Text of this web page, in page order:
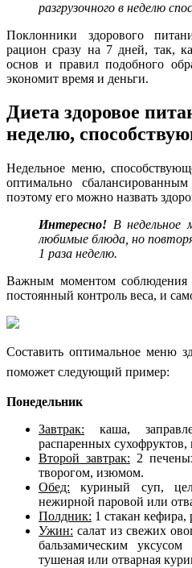
разгрузочного в неделю
Поклонники здорового
рацион сразу на 7 дней, так,
основ и правил подобного
экономит время и деньги.
Диета здоровое
неделю,
Недельное меню,
оптимально
поэтому его можно назвать
Интересно! В
любимые блюда, но
1 раза неделю.
Важным моментом соблюдения
постоянный контроль веса, и
Составить оптимальное меню
поможет следующий пример:
Понедельник
Завтрак: каша,
распаренных сухофруктов,
Второй завтрак: 2
творогом, изюмом.
Обед: куриный суп,
нежирной паровой или
Полдник: 1 стакан
Ужин: салат из свежих
бальзамическим
тушеная или отварная